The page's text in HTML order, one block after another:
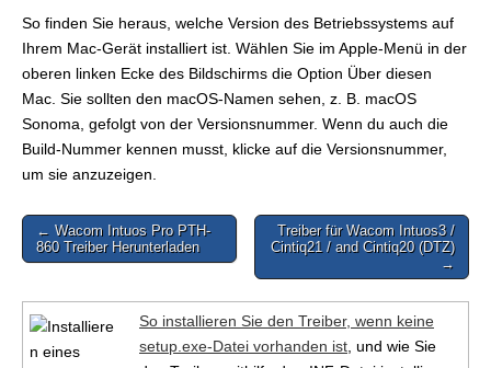
So finden Sie heraus, welche Version des Betriebssystems auf
Ihrem Mac-Gerät installiert ist. Wählen Sie im Apple-Menü in der
oberen linken Ecke des Bildschirms die Option Über diesen
Mac. Sie sollten den macOS-Namen sehen, z. B. macOS
Sonoma, gefolgt von der Versionsnummer. Wenn du auch die
Build-Nummer kennen musst, klicke auf die Versionsnummer,
um sie anzuzeigen.
Post
navigation
← Wacom Intuos Pro PTH-
860 Treiber Herunterladen
Treiber für Wacom Intuos3 /
Cintiq21 / and Cintiq20 (DTZ)
→
So installieren Sie den Treiber, wenn keine
setup.exe-Datei vorhanden ist , und wie Sie